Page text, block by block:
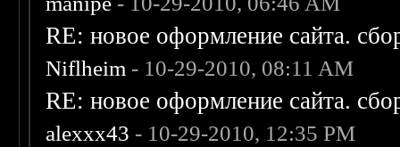
RE: новое оформление сайта.
Niflheim - 10-29-2010, 08:11 AM
RE: новое оформление сайта.
alexxx43 - 10-29-2010, 12:35 PM